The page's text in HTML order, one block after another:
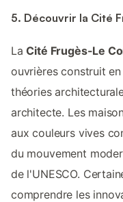
5. Découvrir la Cité
LaCité Frugès-Le
ouvrières construit
théories
architecte. Les
aux couleurs vives
du mouvement
de l'UNESCO.
comprendre les